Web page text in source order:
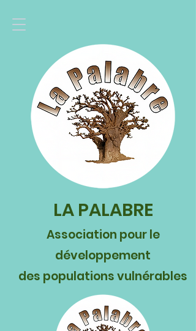
LA PALABRE
Association pour le
développement
des populations vulnérables